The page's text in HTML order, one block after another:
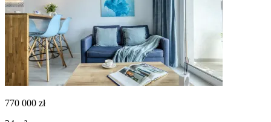
770 000 zł